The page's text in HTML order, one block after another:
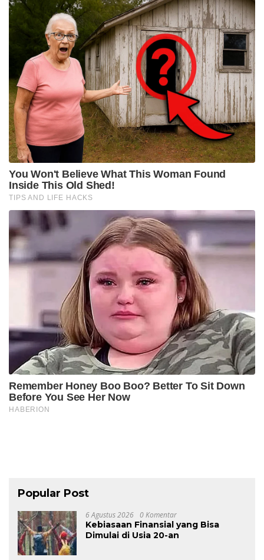
Popular Post
6 Agustus 2026 0 Komentar
Kebiasaan Finansial yang Bisa
Dimulai di Usia 20-an